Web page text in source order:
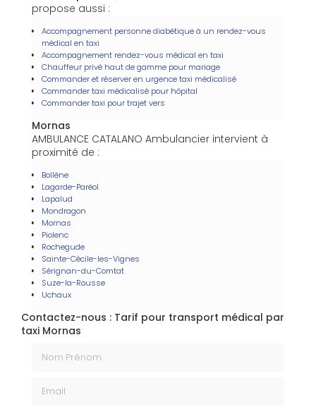
propose aussi :
Accompagnement personne diabétique à un rendez-vous
médical en taxi
Accompagnement rendez-vous médical en taxi
Chauffeur privé haut de gamme pour mariage
Commander et réserver en urgence taxi médicalisé
Commander taxi médicalisé pour hôpital
Commander taxi pour trajet vers
Mornas
AMBULANCE CATALANO Ambulancier intervient à
proximité de :
Bollène
Lagarde-Paréol
Lapalud
Mondragon
Mornas
Piolenc
Rochegude
Sainte-Cécile-les-Vignes
Sérignan-du-Comtat
Suze-la-Rousse
Uchaux
Contactez-nous : Tarif pour transport médical par
taxi Mornas